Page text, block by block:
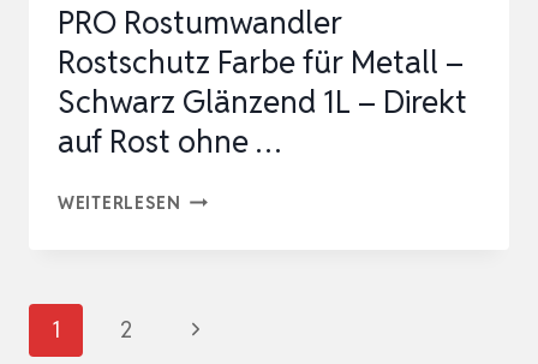
PRO Rostumwandler
Rostschutz Farbe für Metall –
Schwarz Glänzend 1L – Direkt
auf Rost ohne …
WEITERLESEN PRO
FÜR
Seitennavigation
1 2
Nächste